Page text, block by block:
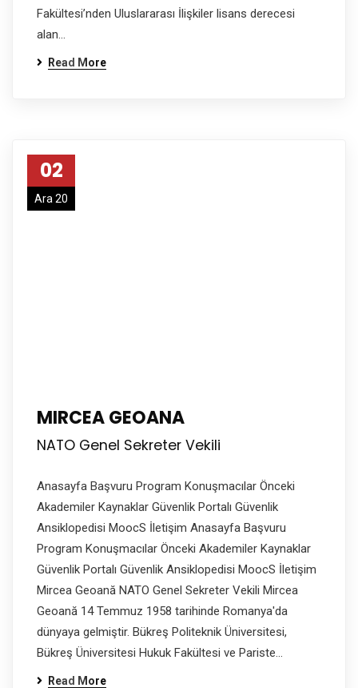
Fakültesi’nden Uluslararası İlişkiler lisans derecesi
alan…
Read More
02
Ara 20
MIRCEA GEOANA
NATO Genel Sekreter Vekili
Anasayfa Başvuru Program Konuşmacılar Önceki
Akademiler Kaynaklar Güvenlik Portalı Güvenlik
Ansiklopedisi MoocS İletişim Anasayfa Başvuru
Program Konuşmacılar Önceki Akademiler Kaynaklar
Güvenlik Portalı Güvenlik Ansiklopedisi MoocS İletişim
Mircea Geoană NATO Genel Sekreter Vekili Mircea
Geoană 14 Temmuz 1958 tarihinde Romanya'da
dünyaya gelmiştir. Bükreş Politeknik Üniversitesi,
Bükreş Üniversitesi Hukuk Fakültesi ve Pariste…
Read More